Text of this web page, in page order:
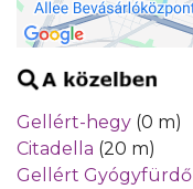
Gellért-hegy (0 m)
Citadella (20 m)
Gellért Gyógyfürdő